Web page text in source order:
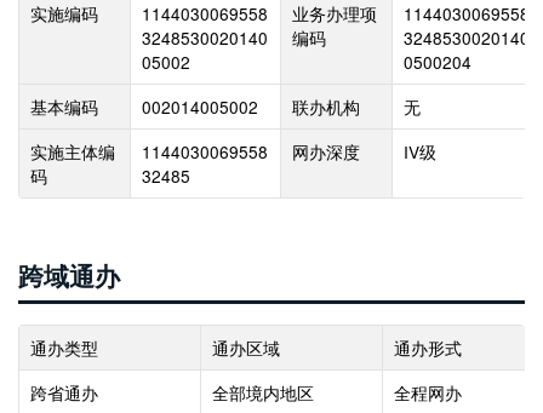
实施编码
1144030069558
3248530020140
05002
业务办理项
编码
1144030069558
3248530020140
0500204
基本编码
002014005002 联办机构
无
实施主体编
码
1144030069558
32485
网办深度 IV级
跨域通办
通办类型 通办区域
通办形式
跨省通办
全部境内地区
全程网办